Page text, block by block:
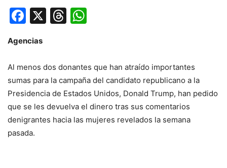
Facebook
X Threads
Agencias
Al menos dos donantes que han atraído importantes
sumas para la campaña del candidato republicano a la
Presidencia de Estados Unidos, Donald Trump, han pedido
que se les devuelva el dinero tras sus comentarios
denigrantes hacia las mujeres revelados la semana
pasada.